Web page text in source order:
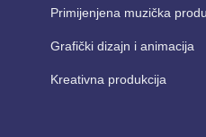
Primijenjena muzička
Grafički dizajn i animacija
Kreativna produkcija